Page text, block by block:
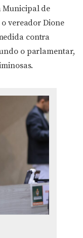
Municipal de
vereador Dione
contra
o parlamentar,